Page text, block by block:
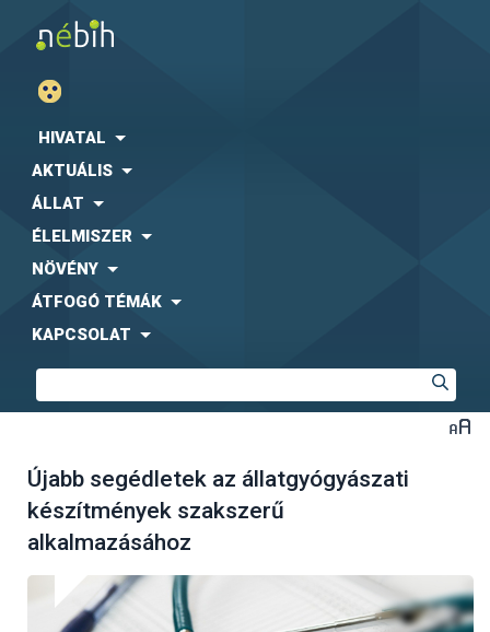
HIVATAL
AKTUÁLIS
ÁLLAT
ÉLELMISZER
NÖVÉNY
ÁTFOGÓ TÉMÁK
KAPCSOLAT
Újabb segédletek az állatgyógyászati
készítmények szakszerű
alkalmazásához